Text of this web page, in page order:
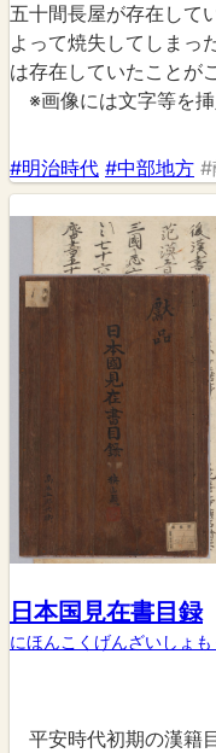
五十間長屋が存在して
よって焼失してしまっ
は存在していたことが
※画像には文字等を挿
#明治時代 #中部地方 #
日本国見在書目録
にほんこくげんざいしょも
平安時代初期の漢籍